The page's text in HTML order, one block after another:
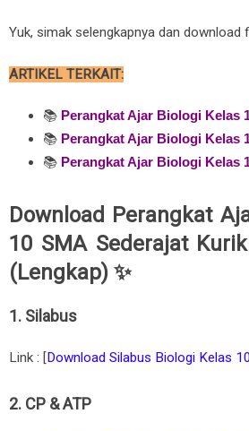
Yuk, simak selengkapnya dan download
ARTIKEL TERKAIT:
📚 Perangkat Ajar Biologi Kelas
📚 Perangkat Ajar Biologi Kelas
📚 Perangkat Ajar Biologi Kelas
Download Perangkat
10 SMA Sederajat
(Lengkap) ✨
1. Silabus
Link : [ Download Silabus Biologi Kelas
2. CP & ATP